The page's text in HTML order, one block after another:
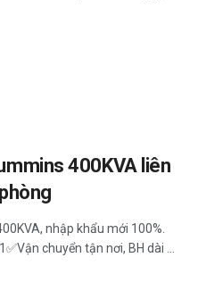
400KVA liên
nhập khẩu mới 100%.
chuyển tận nơi, BH dài ...